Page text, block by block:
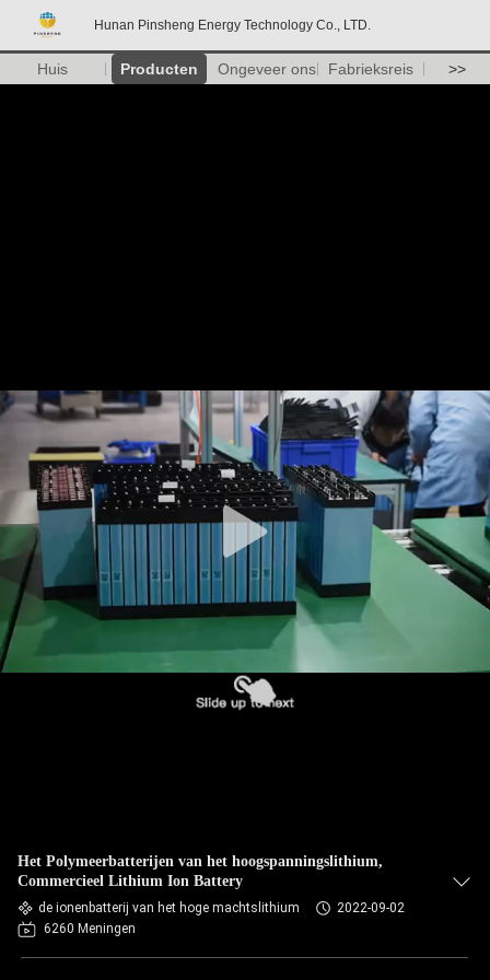
Hunan Pinsheng Energy Technology Co., LTD.
Huis Producten Ongeveer ons Fabrieksreis >>
Het Polymeerbatterijen van het hoogspanningslithium,
Commercieel Lithium Ion Battery
de ionenbatterij van het hoge machtslithium
2022-09-02
6260 Meningen